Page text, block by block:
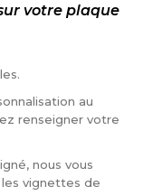
votre plaque
au
renseigner votre
nous vous
vignettes de